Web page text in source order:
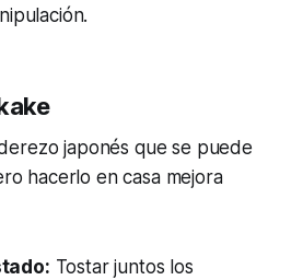
japonés que se puede
hacerlo en casa mejora
Tostar juntos los